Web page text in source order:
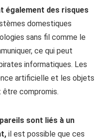
également des risques
domestiques
sans fil comme le
ce qui peut
informatiques. Les
artificielle et les objets
compromis.
sont liés à un
il est possible que ces